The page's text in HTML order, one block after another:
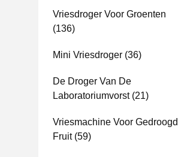
Vriesdroger Voor Groenten
(136)
Mini Vriesdroger (36)
De Droger Van De
Laboratoriumvorst(21)
Vriesmachine Voor Gedroogd
Fruit(59)